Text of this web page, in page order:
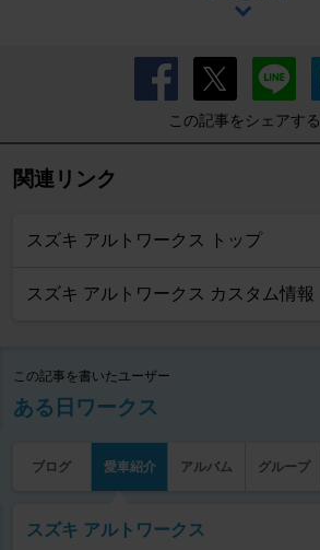
この記事をシェアする
関連リンク
スズキ アルトワークス トップ
スズキ アルトワークス カスタム情報
この記事を書いたユーザー
ある日ワークス
ブログ 愛車紹介 アルバム グループ
スズキ アルトワークス